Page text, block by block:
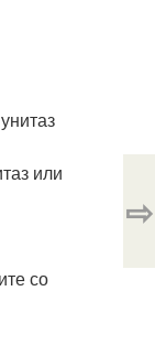
или
со
⇨